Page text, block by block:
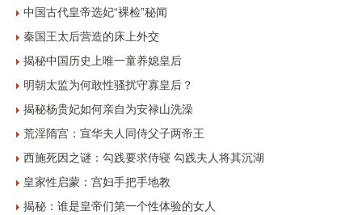
中国古代皇帝选妃“裸检”秘闻
秦国王太后营造的床上外交
揭秘中国历史上唯一童养媳皇后
明朝太监为何敢性骚扰守寡皇后？
揭秘杨贵妃如何亲自为安禄山洗澡
荒淫隋宫：宣华夫人同侍父子两帝王
西施死因之谜：勾践要求侍寝 勾践夫人将其沉湖
皇家性启蒙：宫妇手把手地教
揭秘：谁是皇帝们第一个性体验的女人